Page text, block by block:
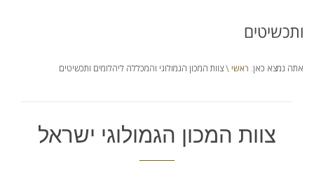
ותכשיטים
אתה נמצא כאן: ראשי \ צוות המכון הגמולוגי והמכללה ליהלומים ותכשיטים
צוות המכון הגמולוגי ישראל